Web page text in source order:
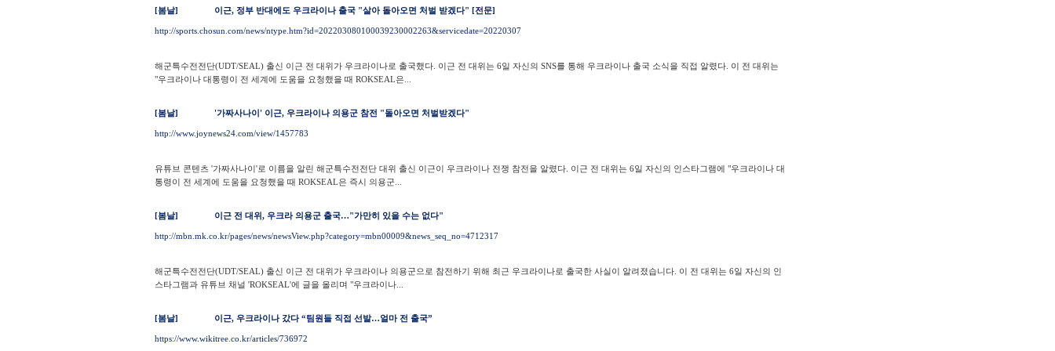
[봄날] 이근, 정부 반대에도 우크라이나 출국 "살아 돌아오면 처벌 받겠다" [전문]
http://sports.chosun.com/news/ntype.htm?id=202203080100039230002263&servicedate=20220307
해군특수전전단(UDT/SEAL) 출신 이근 전 대위가 우크라이나로 출국했다. 이근 전 대위는 6일 자신의 SNS를 통해 우크라이나 출국 소식을 직접 알렸다. 이 전 대위는
"우크라이나 대통령이 전 세계에 도움을 요청했을 때 ROKSEAL은...
[봄날] '가짜사나이' 이근, 우크라이나 의용군 참전 "돌아오면 처벌받겠다"
http://www.joynews24.com/view/1457783
유튜브 콘텐츠 '가짜사나이'로 이름을 알린 해군특수전전단 대위 출신 이근이 우크라이나 전쟁 참전을 알렸다. 이근 전 대위는 6일 자신의 인스타그램에 "우크라이나 대
통령이 전 세계에 도움을 요청했을 때 ROKSEAL은 즉시 의용군...
[봄날] 이근 전 대위, 우크라 의용군 출국…"가만히 있을 수는 없다"
http://mbn.mk.co.kr/pages/news/newsView.php?category=mbn00009&news_seq_no=4712317
해군특수전전단(UDT/SEAL) 출신 이근 전 대위가 우크라이나 의용군으로 참전하기 위해 최근 우크라이나로 출국한 사실이 알려졌습니다. 이 전 대위는 6일 자신의 인
스타그램과 유튜브 채널 'ROKSEAL'에 글을 올리며 "우크라이나...
[봄날] 이근, 우크라이나 갔다 “팀원들 직접 선발…얼마 전 출국”
https://www.wikitree.co.kr/articles/736972